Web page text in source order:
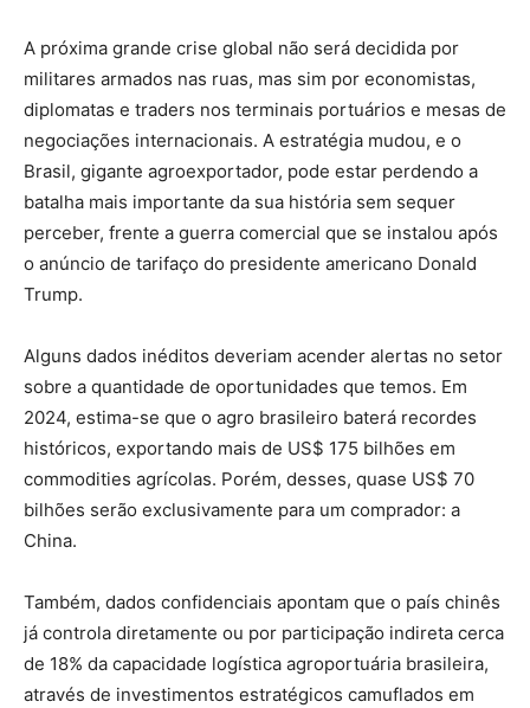
A próxima grande crise global não será decidida por
militares armados nas ruas, mas sim por economistas,
diplomatas e traders nos terminais portuários e mesas de
negociações internacionais. A estratégia mudou, e o
Brasil, gigante agroexportador, pode estar perdendo a
batalha mais importante da sua história sem sequer
perceber, frente a guerra comercial que se instalou após
o anúncio de tarifaço do presidente americano Donald
Trump.
Alguns dados inéditos deveriam acender alertas no setor
sobre a quantidade de oportunidades que temos. Em
2024, estima-se que o agro brasileiro baterá recordes
históricos, exportando mais de US$ 175 bilhões em
commodities agrícolas. Porém, desses, quase US$ 70
bilhões serão exclusivamente para um comprador: a
China.
Também, dados confidenciais apontam que o país chinês
já controla diretamente ou por participação indireta cerca
de 18% da capacidade logística agroportuária brasileira,
através de investimentos estratégicos camuflados em